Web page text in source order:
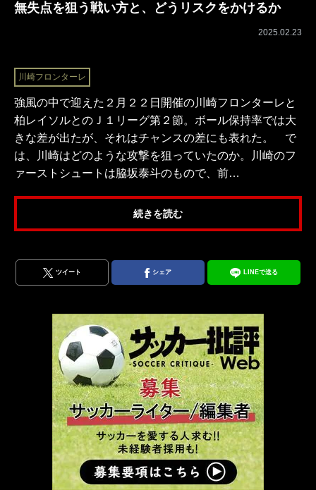
無失点を狙う戦い方と、どうリスクをかけるか
2025.02.23
川崎フロンターレ
強風の中で迎えた２月２２日開催の川崎フロンターレと
柏レイソルとのＪ１リーグ第２節。ボール保持率では大
きな差が出たが、それはチャンスの差にも表れた。 で
は、川崎はどのような攻撃を狙っていたのか。川崎のフ
ァーストシュートは脇坂泰斗のもので、前…
続きを読む
ツイート シェア LINEで送る